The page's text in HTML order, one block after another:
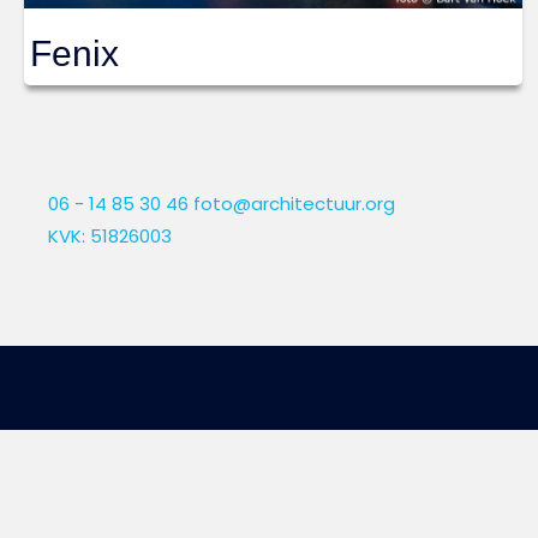
Fenix
06 - 14 85 30 46 foto@architectuur.org
KVK: 51826003